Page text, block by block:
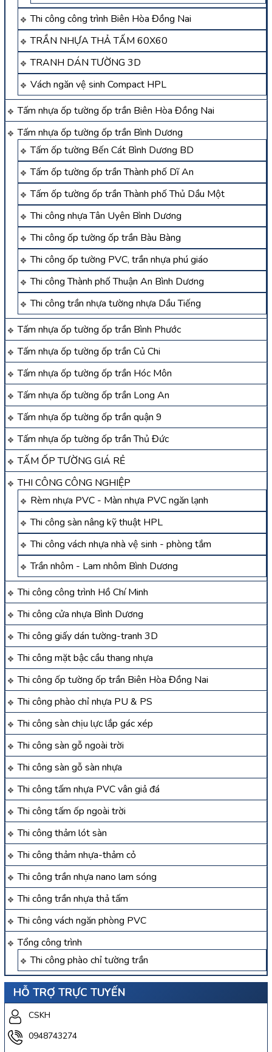
Thi công công trình Biên Hòa Đồng Nai
TRẦN NHỰA THẢ TẤM 60X60
TRANH DÁN TƯỜNG 3D
Vách ngăn vệ sinh Compact HPL
Tấm nhựa ốp tường ốp trần Biên Hòa Đồng Nai
Tấm nhựa ốp tường ốp trần Bình Dương
Tấm ốp tường Bến Cát Bình Dương BD
Tấm ốp tường ốp trần Thành phố Dĩ An
Tấm ốp tường ốp trần Thành phố Thủ Dầu Một
Thi công nhựa Tân Uyên Bình Dương
Thi công ốp tường ốp trần Bàu Bàng
Thi công ốp tường PVC, trần nhựa phú giáo
Thi công Thành phố Thuận An Bình Dương
Thi công trần nhựa tường nhựa Dầu Tiếng
Tấm nhựa ốp tường ốp trần Bình Phước
Tấm nhựa ốp tường ốp trần Củ Chi
Tấm nhựa ốp tường ốp trần Hóc Môn
Tấm nhựa ốp tường ốp trần Long An
Tấm nhựa ốp tường ốp trần quận 9
Tấm nhựa ốp tường ốp trần Thủ Đức
TẤM ỐP TƯỜNG GIÁ RẺ
THI CÔNG CÔNG NGHIỆP
Rèm nhựa PVC - Màn nhựa PVC ngăn lạnh
Thi công sàn nâng kỹ thuật HPL
Thi công vách nhựa nhà vệ sinh - phòng tắm
Trần nhôm - Lam nhôm Bình Dương
Thi công công trình Hồ Chí Minh
Thi công cửa nhựa Bình Dương
Thi công giấy dán tường-tranh 3D
Thi công mặt bậc cầu thang nhựa
Thi công ốp tường ốp trần Biên Hòa Đồng Nai
Thi công phào chỉ nhựa PU & PS
Thi công sàn chịu lực lắp gác xép
Thi công sàn gỗ ngoài trời
Thi công sàn gỗ sàn nhựa
Thi công tấm nhựa PVC vân giả đá
Thi công tấm ốp ngoài trời
Thi công thảm lót sàn
Thi công thảm nhựa-thảm cỏ
Thi công trần nhựa nano lam sóng
Thi công trần nhựa thả tấm
Thi công vách ngăn phòng PVC
Tổng công trình
Thi công phào chỉ tường trần
HỖ TRỢ TRỰC TUYẾN
CSKH
0948743274